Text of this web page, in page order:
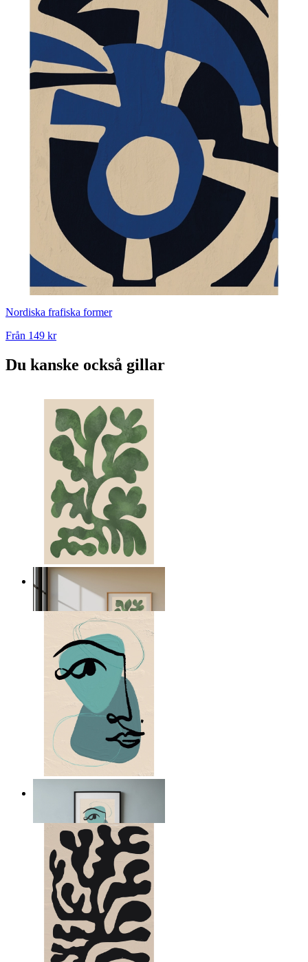
Nordiska frafiska former
Från 149 kr
Du kanske också gillar
Nordiska gröna former
149 kr
Nordiskt abstrakt porträtt
149 kr